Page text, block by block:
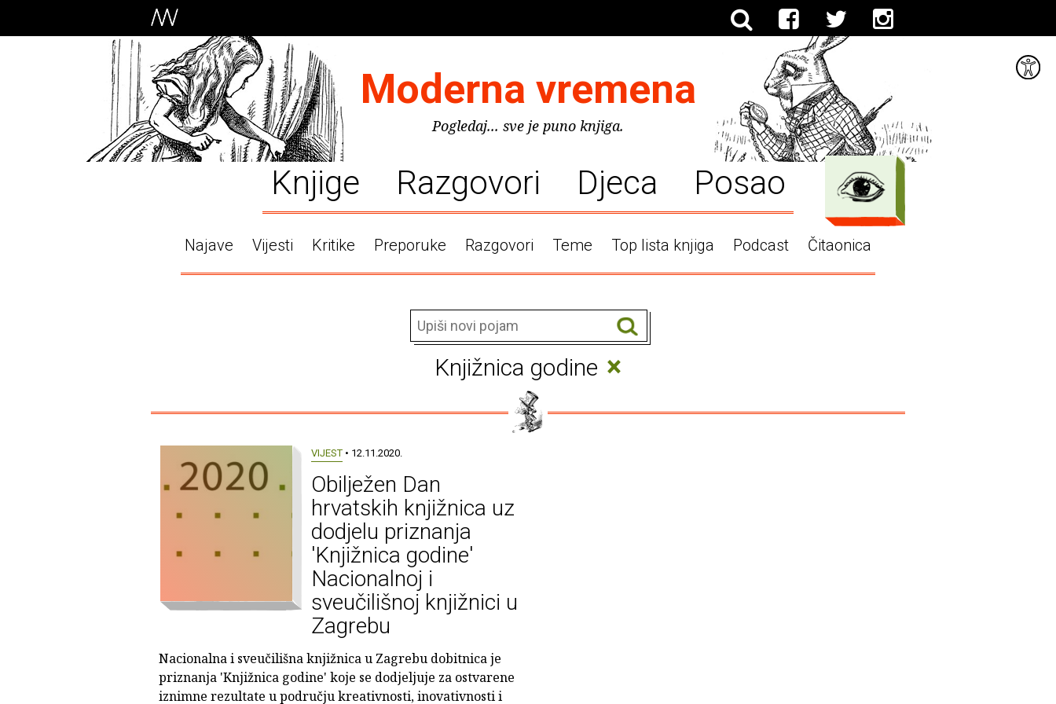
Moderna vremena
Pogledaj... sve je puno knjiga.
Knjige Razgovori Djeca Posao
Najave Vijesti Kritike Preporuke Razgovori Teme Top lista knjiga Podcast Čitaonica
Knjižnica godine ×
VIJEST • 12.11.2020.
Obilježen Dan
hrvatskih knjižnica uz
dodjelu priznanja
'Knjižnica godine'
Nacionalnoj i
sveučilišnoj knjižnici u
Zagrebu
Nacionalna i sveučilišna knjižnica u Zagrebu dobitnica je
priznanja 'Knjižnica godine' koje se dodjeljuje za ostvarene
iznimne rezultate u području kreativnosti, inovativnosti i